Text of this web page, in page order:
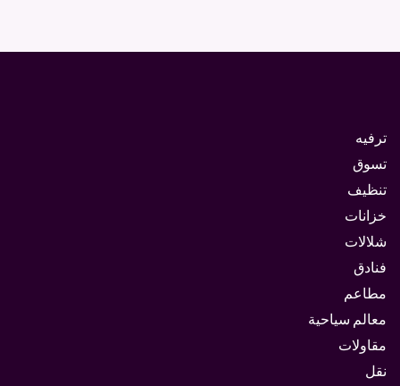
ترفيه
تسوق
تنظيف
خزانات
شلالات
فنادق
مطاعم
معالم سياحية
مقاولات
نقل